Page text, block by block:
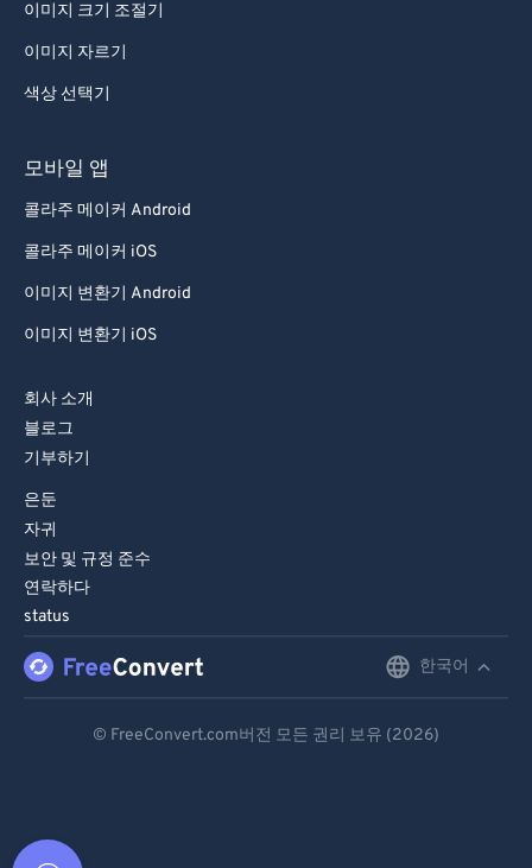
이미지 크기 조절기
이미지 자르기
색상 선택기
모바일 앱
콜라주 메이커 Android
콜라주 메이커 iOS
이미지 변환기 Android
이미지 변환기 iOS
회사 소개
블로그
기부하기
은둔
자귀
보안 및 규정 준수
연락하다
status
한국어
© FreeConvert.com버전 모든 권리 보유 (2026)